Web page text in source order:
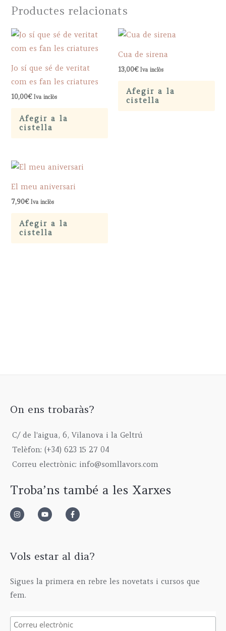
Productes relacionats
Jo sí que sé de veritat
com es fan les criatures
10,00€ Iva inclòs
Afegir a la
cistella
Cua de sirena
13,00€ Iva inclòs
Afegir a la
cistella
El meu aniversari
7,90€ Iva inclòs
Afegir a la
cistella
On ens trobaràs?
C/ de l'aigua, 6, Vilanova i la Geltrú
Telèfon: (+34) 623 15 27 04
Correu electrònic: info@somllavors.com
Troba’ns també a les Xarxes
Vols estar al dia?
Sigues la primera en rebre les novetats i cursos que
fem.